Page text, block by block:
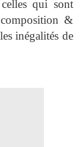
qui sont
&
inégalités de